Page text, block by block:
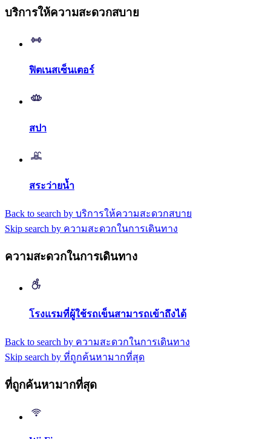
บริการให้ความสะดวกสบาย
ฟิตเนสเซ็นเตอร์
สปา
สระว่ายน้ำ
Back to search by บริการให้ความสะดวกสบาย
Skip search by ความสะดวกในการเดินทาง
ความสะดวกในการเดินทาง
โรงแรมที่ผู้ใช้รถเข็นสามารถเข้าถึงได้
Back to search by ความสะดวกในการเดินทาง
Skip search by ที่ถูกค้นหามากที่สุด
ที่ถูกค้นหามากที่สุด